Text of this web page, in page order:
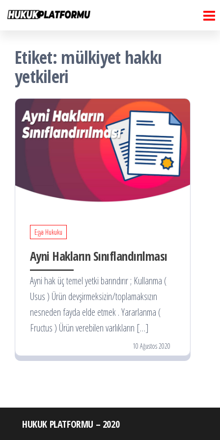
İçeriğe
atla
Etiket: mülkiyet hakkı
yetkileri
Eşya Hukuku
Ayni Hakların Sınıflandırılması
Ayni hak üç temel yetki barındırır ; Kullanma (
Usus ) Ürün devşirmeksizin/toplamaksızın
nesneden fayda elde etmek . Yararlanma (
Fructus ) Ürün verebilen varlıkların […]
10 Ağustos 2020
HUKUK PLATFORMU – 2020